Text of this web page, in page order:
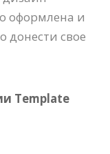
оформлена и
донести свое
Template